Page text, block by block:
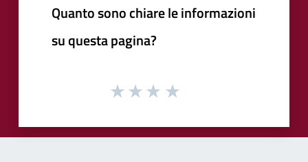
Quanto sono chiare le informazioni
su questa pagina?